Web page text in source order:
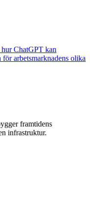
hur ChatGPT kan
arbetsmarknadens olika
framtidens
infrastruktur.